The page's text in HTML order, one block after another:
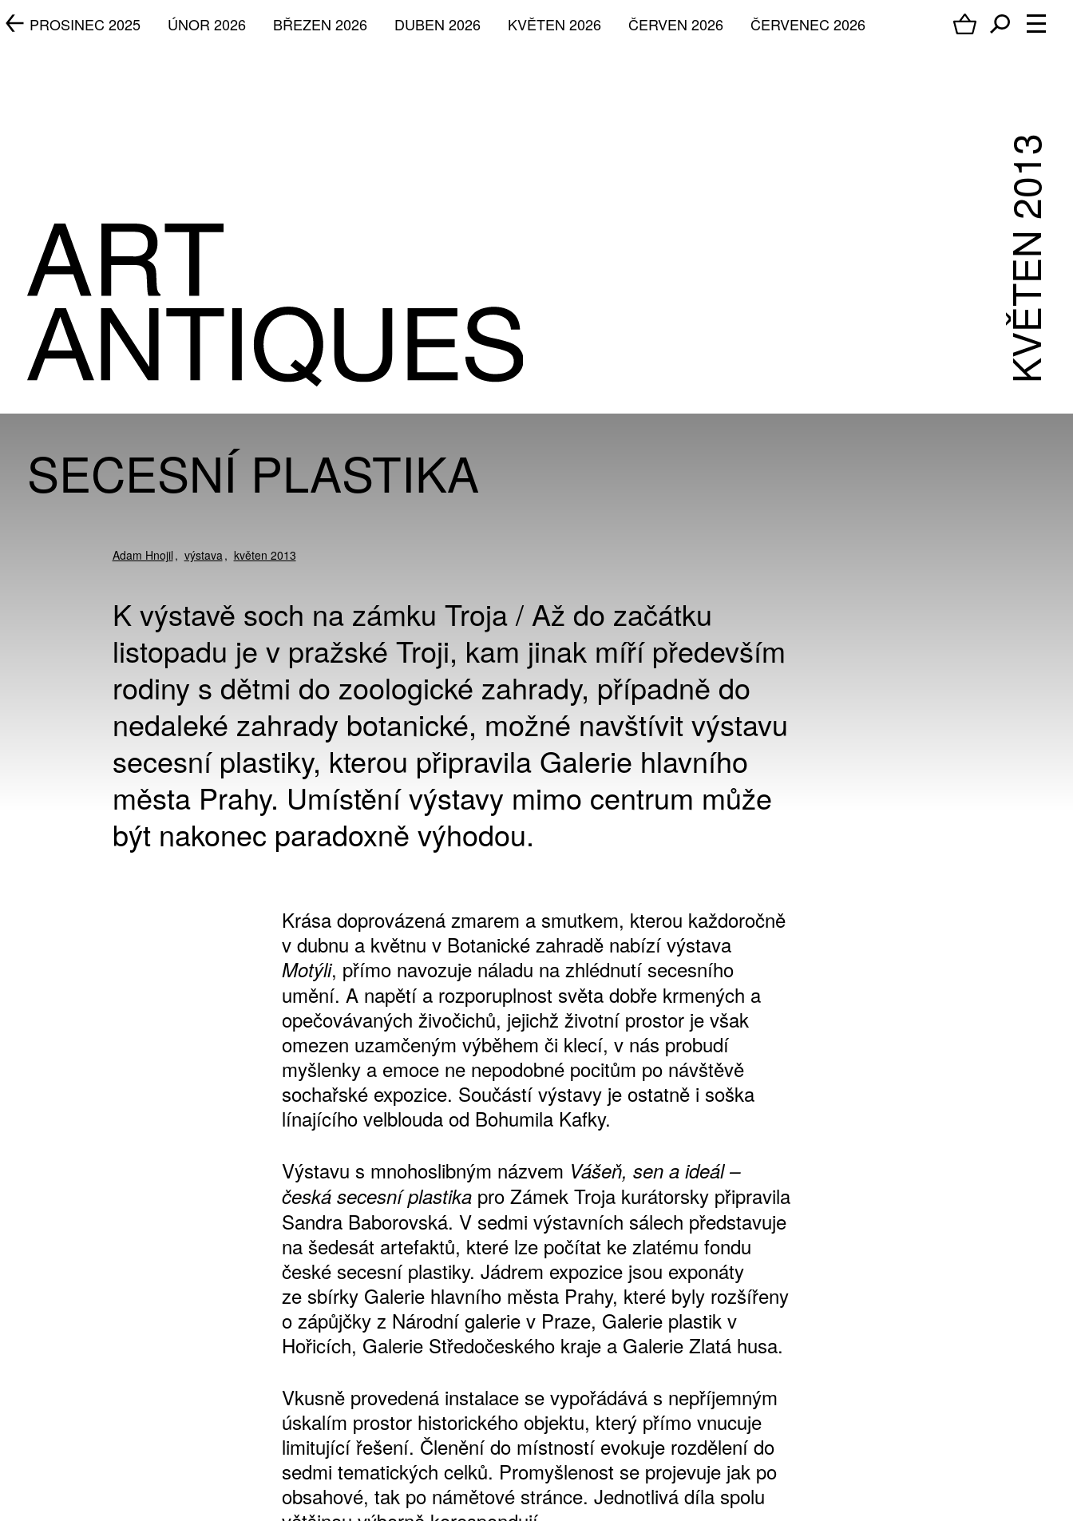
ČERVENEC 2026
ČERVEN 2026
KVĚTEN 2026
DUBEN 2026
BŘEZEN 2026
ÚNOR 2026
PROSINEC 2025
KVĚTEN 2013
SECESNÍ PLASTIKA
Adam Hnojil výstava květen 2013
K výstavě soch na zámku Troja / Až do začátku
listopadu je v pražské Troji, kam jinak míří především
rodiny s dětmi do zoologické zahrady, případně do
nedaleké zahrady botanické, možné navštívit výstavu
secesní plastiky, kterou připravila Galerie hlavního
města Prahy. Umístění výstavy mimo centrum může
být nakonec paradoxně výhodou.
Krása doprovázená zmarem a smutkem, kterou každoročně
v dubnu a květnu v Botanické zahradě nabízí výstava
Motýli, přímo navozuje náladu na zhlédnutí secesního
umění. A napětí a rozporuplnost světa dobře krmených a
opečovávaných živočichů, jejichž životní prostor je však
omezen uzamčeným výběhem či klecí, v nás probudí
myšlenky a emoce ne nepodobné pocitům po návštěvě
sochařské expozice. Součástí výstavy je ostatně i soška
línajícího velblouda od Bohumila Kafky.
Výstavu s mnohoslibným názvem Vášeň, sen a ideál –
česká secesní plastika pro Zámek Troja kurátorsky připravila
Sandra Baborovská. V sedmi výstavních sálech představuje
na šedesát artefaktů, které lze počítat ke zlatému fondu
české secesní plastiky. Jádrem expozice jsou exponáty
ze sbírky Galerie hlavního města Prahy, které byly rozšířeny
o zápůjčky z Národní galerie v Praze, Galerie plastik v
Hořicích, Galerie Středočeského kraje a Galerie Zlatá husa.
Vkusně provedená instalace se vypořádává s nepříjemným
úskalím prostor historického objektu, který přímo vnucuje
limitující řešení. Členění do místností evokuje rozdělení do
sedmi tematických celků. Promyšlenost se projevuje jak po
obsahové, tak po námětové stránce. Jednotlivá díla spolu